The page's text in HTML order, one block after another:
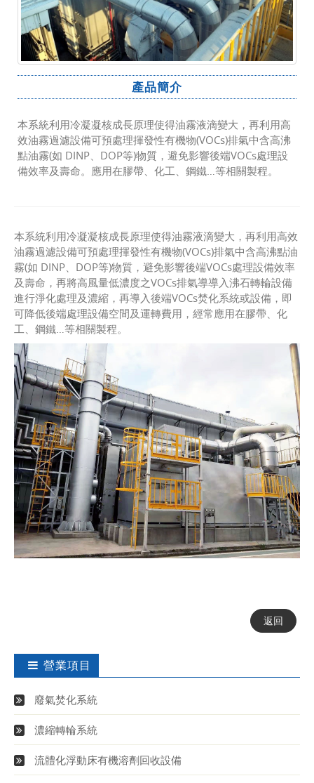
產品簡介
本系統利用冷凝凝核成長原理使得油霧液滴變大，再利用高
效油霧過濾設備可預處理揮發性有機物(VOCs)排氣中含高沸
點油霧(如 DINP、DOP等)物質，避免影響後端VOCs處理設
備效率及壽命。應用在膠帶、化工、鋼鐵…等相關製程。
本系統利用冷凝凝核成長原理使得油霧液滴變大，再利用高效
油霧過濾設備可預處理揮發性有機物(VOCs)排氣中含高沸點油
霧(如 DINP、DOP等)物質，避免影響後端VOCs處理設備效率
及壽命，再將高風量低濃度之VOCs排氣導導入沸石轉輪設備
進行淨化處理及濃縮，再導入後端VOCs焚化系統或設備，即
可降低後端處理設備空間及運轉費用，經常應用在膠帶、化
工、鋼鐵…等相關製程。
返回
營業項目
廢氣焚化系統
濃縮轉輪系統
流體化浮動床有機溶劑回收設備